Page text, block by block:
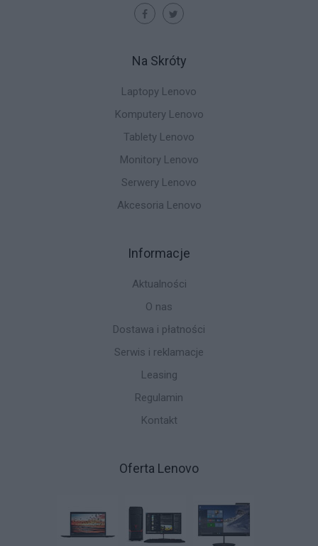
Na Skróty
Laptopy Lenovo
Komputery Lenovo
Tablety Lenovo
Monitory Lenovo
Serwery Lenovo
Akcesoria Lenovo
Informacje
Aktualności
O nas
Dostawa i płatności
Serwis i reklamacje
Leasing
Regulamin
Kontakt
Oferta Lenovo